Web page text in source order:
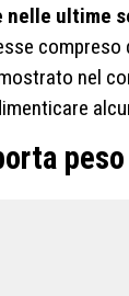
nelle ultime
nel